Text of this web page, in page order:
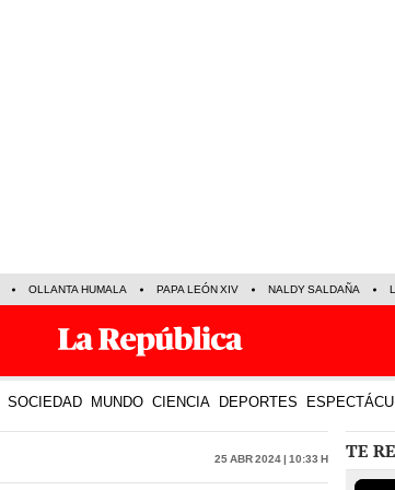
OLLANTA HUMALA PAPA LEÓN XIV NALDY SALDAÑA
SOCIEDAD MUNDO CIENCIA DEPORTES
25 Abr 2024 | 10:33 h TE